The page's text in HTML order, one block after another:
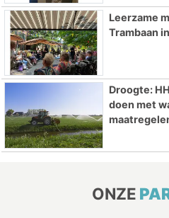
Leerzame
Trambaan
Droogte:
doen met
ONZE